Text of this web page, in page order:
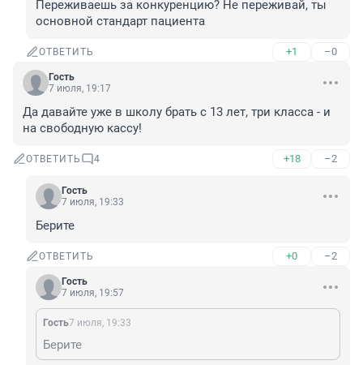
Переживаешь за конкуренцию? Не переживай, ты
основной стандарт пациента
ОТВЕТИТЬ +1 –0
Гость
7 июля, 19:17
Да давайте уже в школу брать с 13 лет, три класса - и
на свободную кассу!
ОТВЕТИТЬ 4 +18 –2
Гость
7 июля, 19:33
Берите
ОТВЕТИТЬ +0 –2
Гость
7 июля, 19:57
Гость7 июля, 19:33
Берите